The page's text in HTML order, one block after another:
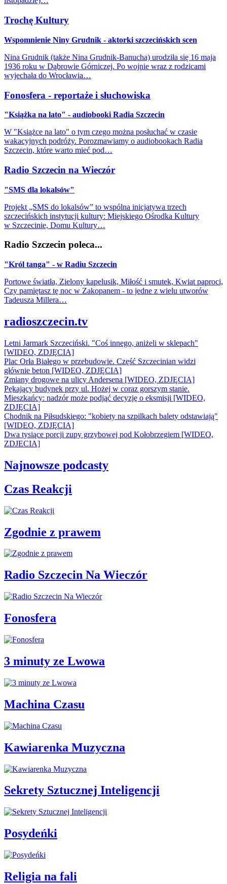
Trochę Kultury
Wspomnienie Niny Grudnik - aktorki szczecińskich scen
Nina Grudnik (także Nina Grudnik-Banucha) urodziła się 16 maja
1936 roku w Dąbrowie Górniczej. Po wojnie wraz z rodzicami
wyjechała do Wrocławia…
Fonosfera - reportaże i słuchowiska
"Książka na lato" - audiobooki Radia Szczecin
W "Książce na lato" o tym czego można posłuchać w czasie
wakacyjnych podróży. Porozmawiamy o audiobookach Radia
Szczecin, które warto mieć pod…
Radio Szczecin na Wieczór
"SMS dla lokalsów"
Projekt „SMS do lokalsów” to wspólna inicjatywa trzech
szczecińskich instytucji kultury: Miejskiego Ośrodka Kultury
w Szczecinie, Domu Kultury…
Radio Szczecin poleca...
"Król tanga" - w Radiu Szczecin
Portowe światła, Zielony kapelusik, Miłość i smutek, Kwiat paproci,
Czy pamiętasz tę noc w Zakopanem - to jedne z wielu utworów
Tadeusza Millera…
radioszczecin.tv
Letni Jarmark Szczeciński. "Coś innego, aniżeli w sklepach"
[WIDEO, ZDJĘCIA]
Plac Orła Białego w przebudowie. Część Szczecinian widzi
głównie beton [WIDEO, ZDJĘCIA]
Zmiany drogowe na ulicy Andersena [WIDEO, ZDJĘCIA]
Pękający budynek przy ul. Hożej w coraz gorszym stanie.
Mieszkańcy: nadzór może podjąć decyzję o eksmisji [WIDEO,
ZDJĘCIA]
Chodnik na Piłsudskiego: "kobiety na szpilkach balety odstawiają"
[WIDEO, ZDJĘCIA]
Dwa tysiące porcji zupy grzybowej pod Kołobrzegiem [WIDEO,
ZDJECIA]
Najnowsze podcasty
Czas Reakcji
Zgodnie z prawem
Radio Szczecin Na Wieczór
Fonosfera
3 minuty ze Lwowa
Machina Czasu
Kawiarenka Muzyczna
Sekrety Sztucznej Inteligencji
Posydeńki
Religia na fali